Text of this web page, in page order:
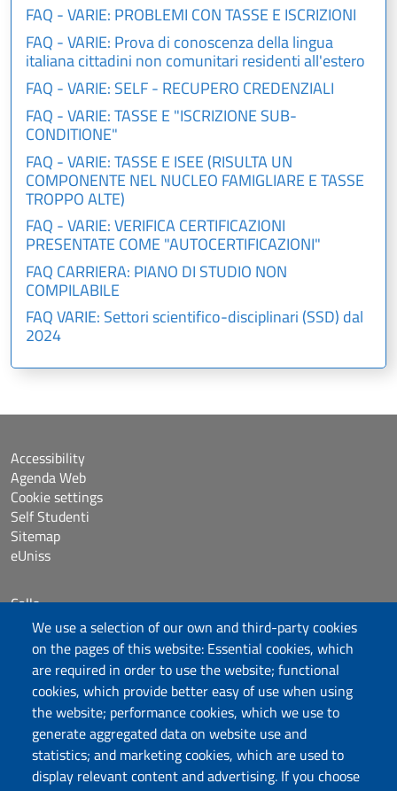
We use a selection of our own and third-party cookies
on the pages of this website: Essential cookies, which
are required in order to use the website; functional
cookies, which provide better easy of use when using
the website; performance cookies, which we use to
generate aggregated data on website use and
statistics; and marketing cookies, which are used to
display relevant content and advertising. If you choose
FAQ - VARIE: PROBLEMI CON TASSE E ISCRIZIONI
FAQ - VARIE: Prova di conoscenza della lingua
italiana cittadini non comunitari residenti all'estero
FAQ - VARIE: SELF - RECUPERO CREDENZIALI
FAQ - VARIE: TASSE E "ISCRIZIONE SUB-
CONDITIONE"
FAQ - VARIE: TASSE E ISEE (RISULTA UN
COMPONENTE NEL NUCLEO FAMIGLIARE E TASSE
TROPPO ALTE)
FAQ - VARIE: VERIFICA CERTIFICAZIONI
PRESENTATE COME "AUTOCERTIFICAZIONI"
FAQ CARRIERA: PIANO DI STUDIO NON
COMPILABILE
FAQ VARIE: Settori scientifico-disciplinari (SSD) dal
2024
Università degli Studi di Sassari
Accessibility
Agenda Web
Cookie settings
Self Studenti
Sitemap
eUniss
Calls
Dichiarazione di accessibilità
Posta elettronica @uniss.it
Protocollo
Follow us